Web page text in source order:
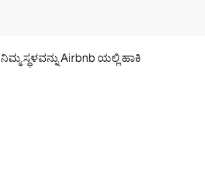
ನಿಮ್ಮ ಸ್ಥಳವನ್ನು Airbnb ಯಲ್ಲಿ ಹಾಕಿ